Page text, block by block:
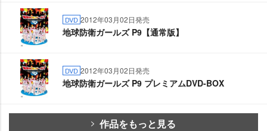
DVD 2012年03月02日発売
地球防衛ガールズ P9【通常版】
DVD 2012年03月02日発売
地球防衛ガールズ P9 プレミアムDVD-BOX
作品をもっと見る